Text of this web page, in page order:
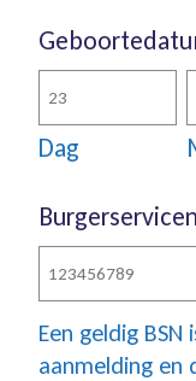
Dag
Een geldig
aanmelding en